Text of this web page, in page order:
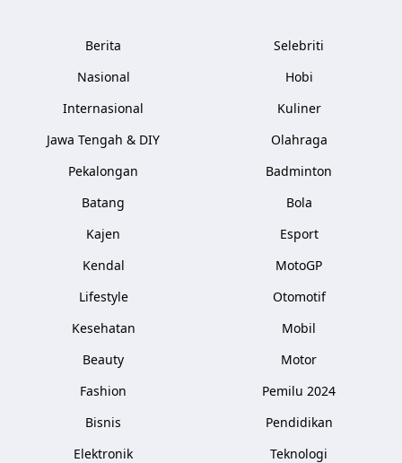
Berita
Nasional
Internasional
Jawa Tengah & DIY
Pekalongan
Batang
Kajen
Kendal
Lifestyle
Kesehatan
Beauty
Fashion
Bisnis
Elektronik
Selebriti
Hobi
Kuliner
Olahraga
Badminton
Bola
Esport
MotoGP
Otomotif
Mobil
Motor
Pemilu 2024
Pendidikan
Teknologi